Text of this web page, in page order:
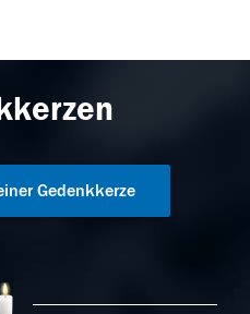
Gedenkkerze